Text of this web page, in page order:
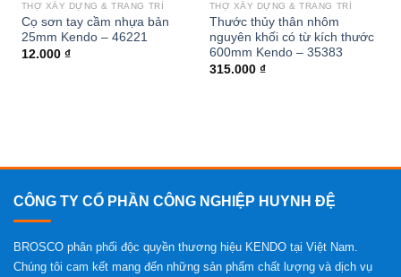
THỢ XÂY DỰNG & TRANG TRÍ
Cọ sơn tay cầm nhựa bản
25mm Kendo – 46221
12.000 ₫
THỢ XÂY DỰNG & TRANG TRÍ
Thước thủy thân nhôm
nguyên khối có từ kích thước
600mm Kendo – 35383
315.000 ₫
CÔNG TY CỔ PHẦN CÔNG NGHIỆP HUYNH ĐỆ
BROSCO phân phối độc quyền thương hiệu KENDO tại Việt Nam.
Chúng tôi cam kết mang đến những sản phẩm chất lượng và dịch vụ